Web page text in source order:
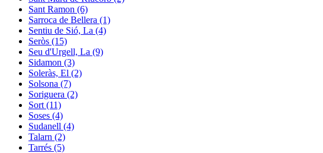
Sant Ramon (6)
Sarroca de Bellera (1)
Sentiu de Sió, La (4)
Seròs (15)
Seu d'Urgell, La (9)
Sidamon (3)
Soleràs, El (2)
Solsona (7)
Soriguera (2)
Sort (11)
Soses (4)
Sudanell (4)
Talarn (2)
Tarrés (5)